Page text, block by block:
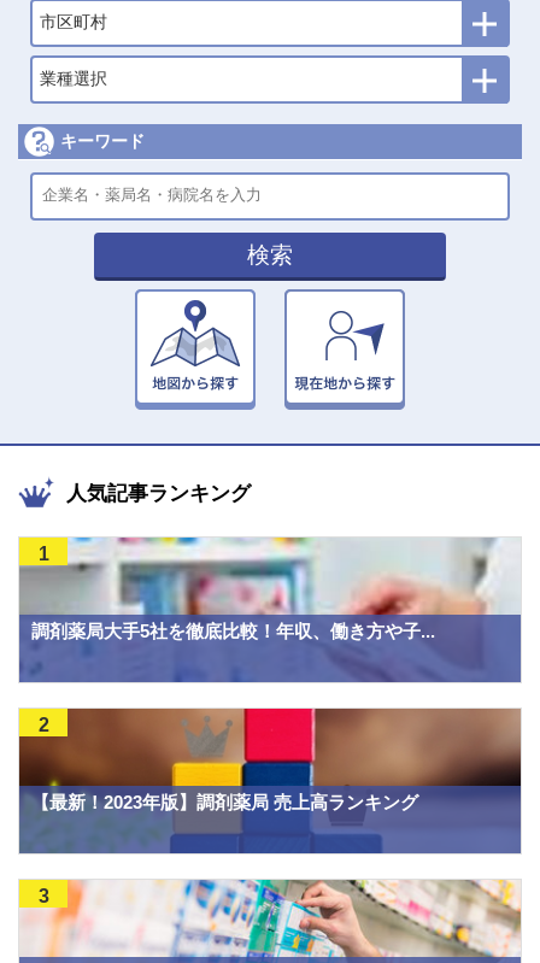
市区町村
業種選択
キーワード
検索
人気記事ランキング
調剤薬局大手5社を徹底比較！年収、働き方や子...
1
【最新！2023年版】調剤薬局 売上高ランキング
2
3